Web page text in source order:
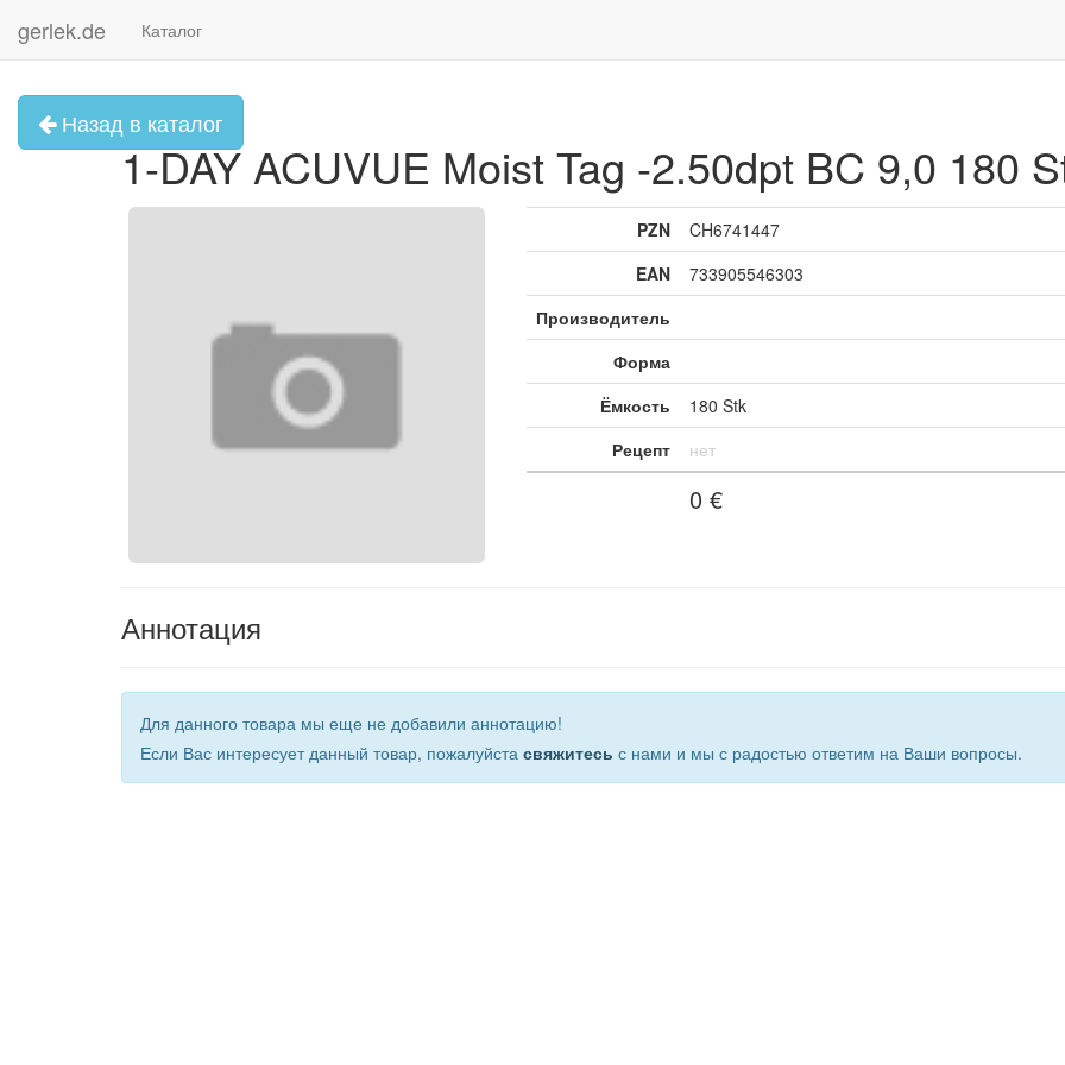
gerlek.de Каталог
Назад в каталог
1-DAY ACUVUE Moist Tag -2.50dpt BC 9,0 180
PZN
CH6741447
EAN
733905546303
Производитель
Форма
Ёмкость
180 Stk
Рецепт
нет
0 €
Аннотация
Для данного товара мы еще не добавили аннотацию!
Если Вас интересует данный товар, пожалуйста свяжитесь с нами и мы с радостью ответим на Ваши вопросы.